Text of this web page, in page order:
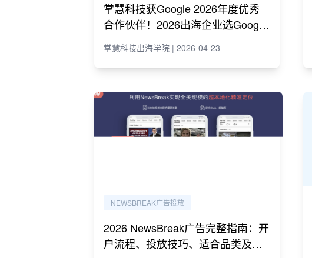
掌慧科技获Google 2026年度优秀
合作伙伴！2026出海企业选Google
掌慧科技出海学院 | 2026-04-23
NEWSBREAK广告投放
2026 NewsBreak广告完整指南：开
户流程、投放技巧、适合品类及代